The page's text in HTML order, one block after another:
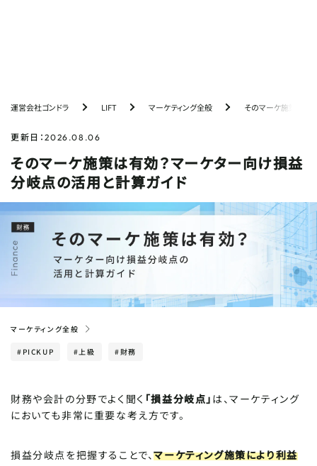
運営会社ゴンドラ LIFT マーケティング全般 そのマーケ施策は有
更新日：2026.08.06
そのマーケ施策は有効？マーケター向け損益
分岐点の活用と計算ガイド
マーケティング全般
#PICKUP #上級 #財務
財務や会計の分野でよく聞く 「損益分岐点」 は、マーケティング
においても非常に重要な考え方です。
損益分岐点を把握することで、マーケティング施策により利益
【開発事例】採用ページ×チャットボットで挑む
LLMO対策｜設計から計測までを公開
紹介が生まれる営業とは？ゴンドラ流『関係構築
術』の実践
【開発事例】マーケ会社だから「成果のために作れ
る」｜AI×モダン技術で挑んだ画像ジェネレータ
ー開発
POPULARITY 人気記事
Windowsパソコンの便利な機能一覧！目からウ
ロコのビジネス活用術
【Instagram・X(旧：Twitter)】SNSの投稿時間
はいつがおすすめ？平日・土日のバズる時間